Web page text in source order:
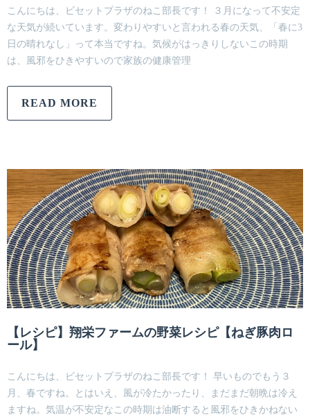
こんにちは、ビセットプラザのねこ部長です！ ３月になって不安定
な天気が続いています。変わりやすいと言われる春の天気、「春に3
日の晴れなし」って本当ですね。気候がはっきりしないこの時期
は、風邪をひきやすいので家族の健康管理
READ MORE
【レシピ】翔栄ファームの野菜レシピ【ねぎ豚肉ロ
ール】
こんにちは、ビセットプラザのねこ部長です！ 早いものでもう３
月、春ですね。とはいえ、風が冷たかったり、まだまだ朝晩は冷え
ますね。気温が不安定なこの時期は油断すると風邪をひきかねない